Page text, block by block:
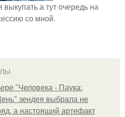
а тут очередь на
со мной.
"Человека - Паука:
зендея выбрала не
а настоящий артефакт